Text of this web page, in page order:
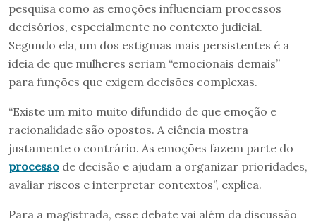
pesquisa como as emoções influenciam processos
decisórios, especialmente no contexto judicial.
Segundo ela, um dos estigmas mais persistentes é a
ideia de que mulheres seriam “emocionais demais”
para funções que exigem decisões complexas.
“Existe um mito muito difundido de que emoção e
racionalidade são opostos. A ciência mostra
justamente o contrário. As emoções fazem parte do
processo de decisão e ajudam a organizar prioridades,
avaliar riscos e interpretar contextos”, explica.
Para a magistrada, esse debate vai além da discussão